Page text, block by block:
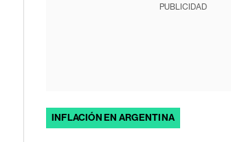
PUBLICIDAD
INFLACIÓN EN ARGENTINA